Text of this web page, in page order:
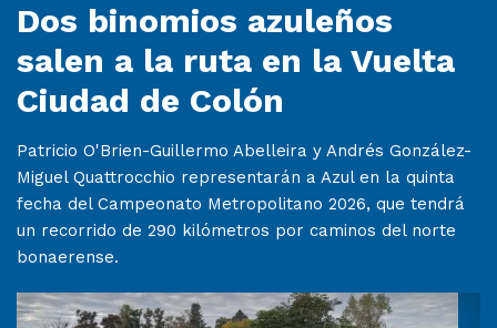
Dos binomios azuleños
salen a la ruta en la Vuelta
Ciudad de Colón
Patricio O'Brien-Guillermo Abelleira y Andrés González-
Miguel Quattrocchio representarán a Azul en la quinta
fecha del Campeonato Metropolitano 2026, que tendrá
un recorrido de 290 kilómetros por caminos del norte
bonaerense.